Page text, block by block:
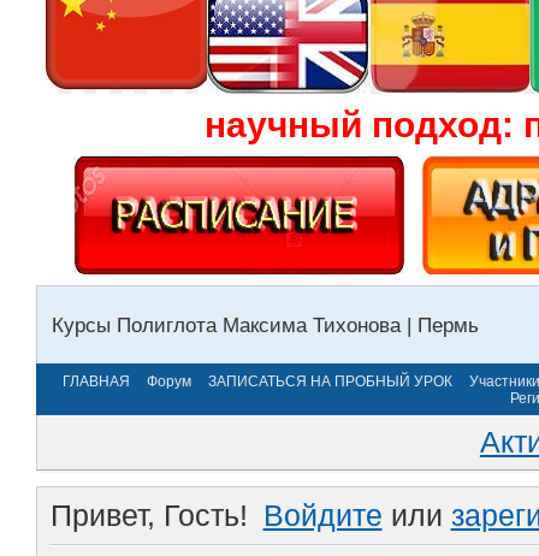
научный подход:
Курсы Полиглота Максима Тихонова | Пермь
ГЛАВНАЯ Форум ЗАПИСАТЬСЯ НА ПРОБНЫЙ УРОК
Участники
Привет, Гость! Войдите или